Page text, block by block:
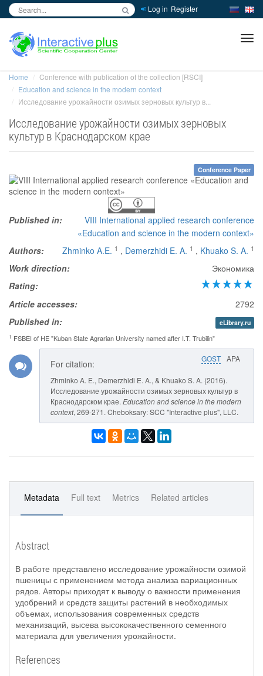
Log in Register
Home
Conference with publication of the collection [RSCI]
Education and science in the modern context
Исследование урожайности озимых зерновых культур в...
Исследование урожайности озимых зерновых
культур в Краснодарском крае
Conference Paper
Published in:
VIII International applied research conference
«Education and science in the modern context»
Authors:
Zhminko A.E. 1 , Demerzhidi E. A. 1 , Khuako S. A. 1
Work direction:
Экономика
Rating:
Article accesses:
2792
Published in:
eLibrary.ru
1 FSBEI of HE "Kuban State Agrarian University named after I.T. Trubilin"
GOST APA
For citation:
Zhminko A. E., Demerzhidi E. A., & Khuako S. A. (2016).
Исследование урожайности озимых зерновых культур в
Краснодарском крае. Education and science in the modern
context, 269-271. Cheboksary: SCC "Interactive plus", LLC.
Metadata Full text Metrics Related articles
Abstract
В работе представлено исследование урожайности озимой
пшеницы с применением метода анализа вариационных
рядов. Авторы приходят к выводу о важности применения
удобрений и средств защиты растений в необходимых
объемах, использования современных средств
механизаций, высева высококачественного семенного
материала для увеличения урожайности.
References